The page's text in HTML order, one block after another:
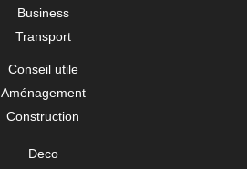
Business
Transport
Conseil utile
Aménagement
Construction
Deco